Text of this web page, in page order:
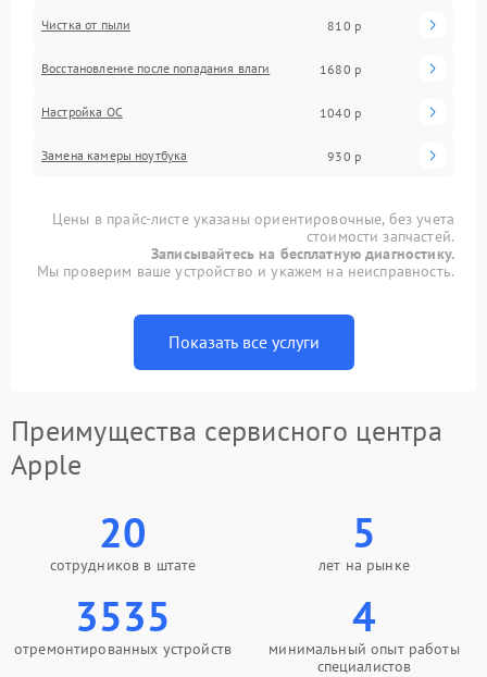
Чистка от пыли 810 р
Восстановление после попадания влаги 1680 р
Настройка ОС 1040 р
Замена камеры ноутбука 930 р
Цены в прайс-листе указаны ориентировочные, без учета
стоимости запчастей.
Записывайтесь на бесплатную диагностику.
Мы проверим ваше устройство и укажем на неисправность.
Показать все услуги
Преимущества сервисного центра
Apple
20
сотрудников в штате
5
лет на рынке
3535
отремонтированных устройств
4
минимальный опыт работы
специалистов